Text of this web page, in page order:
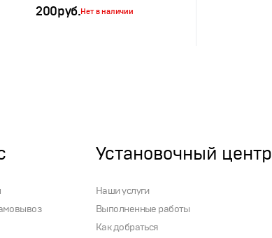
200руб.Нет в наличии
Установочный центр
Наши услуги
Выполненные работы
Как добраться